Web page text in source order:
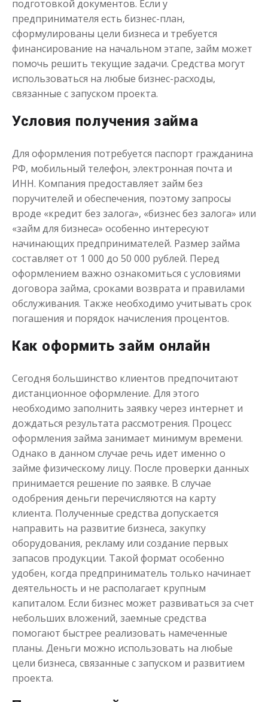
Моментальный займ
Сумма
Получить
Одолжим до 30 дней
Сумма 50 000
Срок от 1 до 30 дня
Получить
Переведём в долг
Сумма до50 000₽
Срок от 1до 21 дня
Получить
Деньги до зарплаты
Сумма до 50 000₽
от 1 до 21 дня
подготовкой документов. Если у
предпринимателя есть бизнес-план,
сформулированы цели бизнеса и требуется
финансирование на начальном этапе, займ может
помочь решить текущие задачи. Средства могут
использоваться на любые бизнес-расходы,
связанные с запуском проекта.
Условия получения займа
Для оформления потребуется паспорт гражданина
РФ, мобильный телефон, электронная почта и
ИНН. Компания предоставляет займ без
поручителей и обеспечения, поэтому запросы
вроде «кредит без залога», «бизнес без залога» или
«займ для бизнеса» особенно интересуют
начинающих предпринимателей. Размер займа
составляет от 1 000 до 50 000 рублей. Перед
оформлением важно ознакомиться с условиями
договора займа, сроками возврата и правилами
обслуживания. Также необходимо учитывать срок
погашения и порядок начисления процентов.
Как оформить займ онлайн
Сегодня большинство клиентов предпочитают
дистанционное оформление. Для этого
необходимо заполнить заявку через интернет и
дождаться результата рассмотрения. Процесс
оформления займа занимает минимум времени.
Однако в данном случае речь идет именно о
займе физическому лицу. После проверки данных
принимается решение по заявке. В случае
одобрения деньги перечисляются на карту
клиента. Полученные средства допускается
направить на развитие бизнеса, закупку
оборудования, рекламу или создание первых
запасов продукции. Такой формат особенно
удобен, когда предприниматель только начинает
деятельность и не располагает крупным
капиталом. Если бизнес может развиваться за счет
небольших вложений, заемные средства
помогают быстрее реализовать намеченные
планы. Деньги можно использовать на любые
цели бизнеса, связанные с запуском и развитием
проекта.